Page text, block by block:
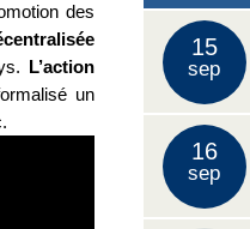
des
L’action
un
15
sep
16
sep